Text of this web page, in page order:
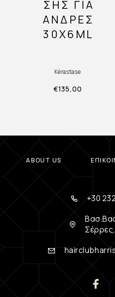
ΣΗΣ ΓΙΑ
ΆΝΔΡΕΣ
30X6ML
Kérastase
€135,00
ABOUT US
+30